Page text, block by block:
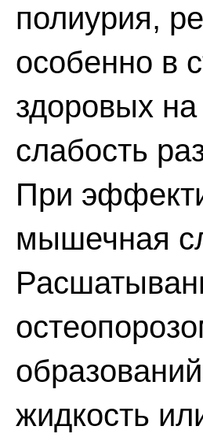
полиурия,
особенно в
здоровых
слабость
При
мышечная
жидкость